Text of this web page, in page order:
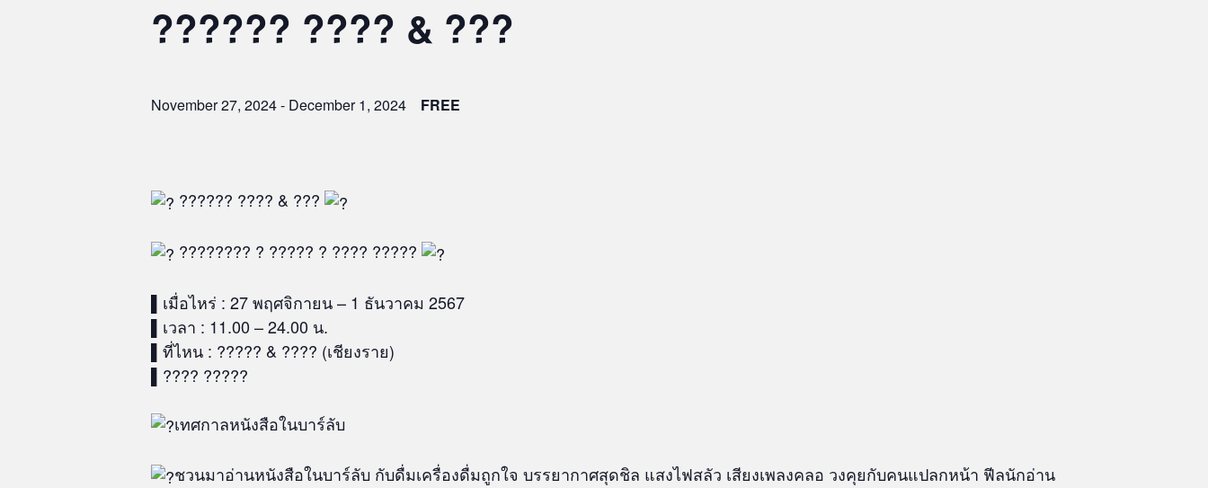
?????? ???? & ???
November 27, 2024- December 1, 2024 FREE
?????? ???? & ???
???????? ? ????? ? ???? ?????
▌เมื่อไหร่ : 27 พฤศจิกายน – 1 ธันวาคม 2567
▌เวลา : 11.00 – 24.00 น.
▌ที่ไหน : ????? & ???? (เชียงราย)
▌???? ?????
เทศกาลหนังสือในบาร์ลับ
ชวนมาอ่านหนังสือในบาร์ลับ กับดื่มเครื่องดื่มถูกใจ บรรยากาศสุดชิล แสงไฟสลัว เสียงเพลงคลอ วงคุยกับคนแปลกหน้า ฟีลนักอ่าน